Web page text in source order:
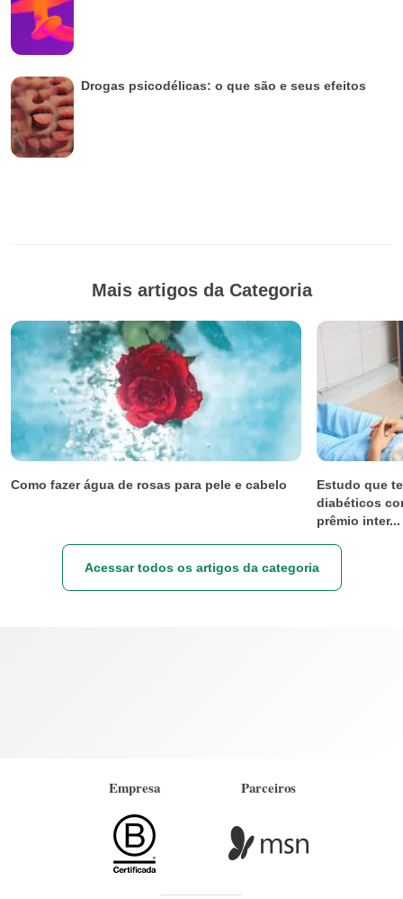
Drogas psicodélicas: o que são e seus efeitos
Mais artigos da Categoria
Como fazer água de rosas para pele e cabelo
Estudo que
diabéticos
prêmio inter...
Acessar todos os artigos da categoria
Empresa Parceiros